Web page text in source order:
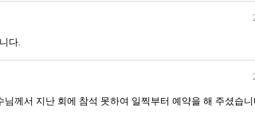
다.
께서 지난 회에 참석 못하여 일찍부터 예약을 해 주셨습니